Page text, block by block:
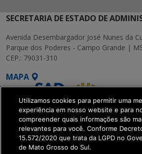
SECRETARIA DE ESTADO DE
Avenida Desembargador José Nunes da
Parque dos Poderes - Campo Grande |
CEP.: 79031-310
MAPA
SETDIG | Secretaria-
Utilizamos cookies para permitir uma
experiência em nosso website e para
compreender quais informações são
relevantes para você. Conforme
15.572/2020 que trata da LGPD no
de Mato Grosso do Sul.